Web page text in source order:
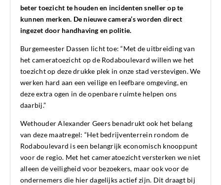
beter toezicht te houden en incidenten sneller op te
kunnen merken. De nieuwe camera’s worden direct
ingezet door handhaving en politie.
Burgemeester Dassen licht toe: “Met de uitbreiding van
het cameratoezicht op de Rodaboulevard willen we het
toezicht op deze drukke plek in onze stad verstevigen. We
werken hard aan een veilige en leefbare omgeving, en
deze extra ogen in de openbare ruimte helpen ons
daarbij.”
Wethouder Alexander Geers benadrukt ook het belang
van deze maatregel: “Het bedrijventerrein rondom de
Rodaboulevard is een belangrijk economisch knooppunt
voor de regio. Met het cameratoezicht versterken we niet
alleen de veiligheid voor bezoekers, maar ook voor de
ondernemers die hier dagelijks actief zijn. Dit draagt bij